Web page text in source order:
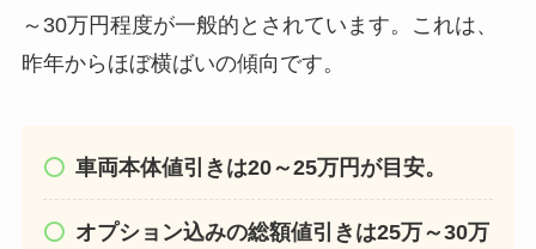
～30万円程度が一般的とされています。これは、
昨年からほぼ横ばいの傾向です。
車両本体値引きは20～25万円が目安。
オプション込みの総額値引きは25万～30万